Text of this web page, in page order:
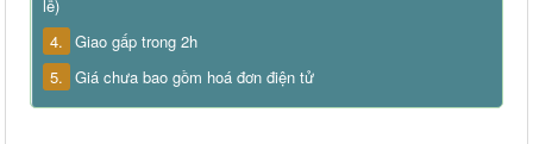
lễ)
4. Giao gấp trong 2h
5. Giá chưa bao gồm hoá đơn điện tử